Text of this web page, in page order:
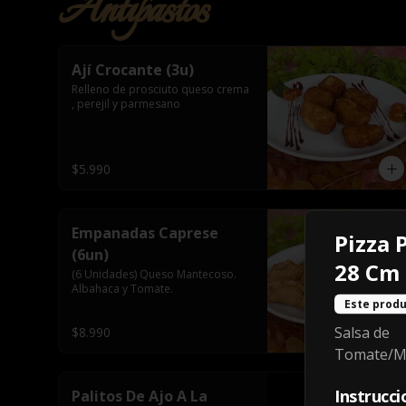
Ají Crocante (3u)
Relleno de prosciuto queso crema
, perejil y parmesano
$5.990
Empanadas Caprese
(6un)
(6 Unidades) Queso Mantecoso.
Albahaca y Tomate.
$8.990
Palitos De Ajo A La
Pizza
28 Cm
Este
Salsa de
Tomate/